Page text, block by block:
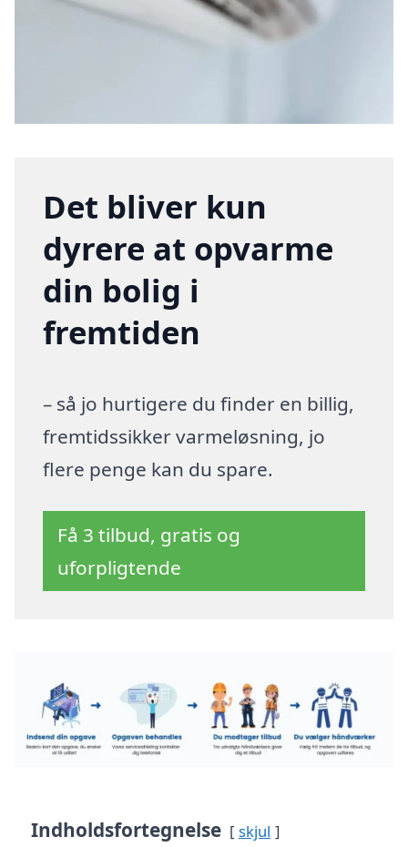
Det bliver kun
dyrere at opvarme
din bolig i
fremtiden
– så jo hurtigere du finder en billig,
fremtidssikker varmeløsning, jo
flere penge kan du spare.
Få 3 tilbud, gratis og
uforpligtende
Indholdsfortegnelse skjul